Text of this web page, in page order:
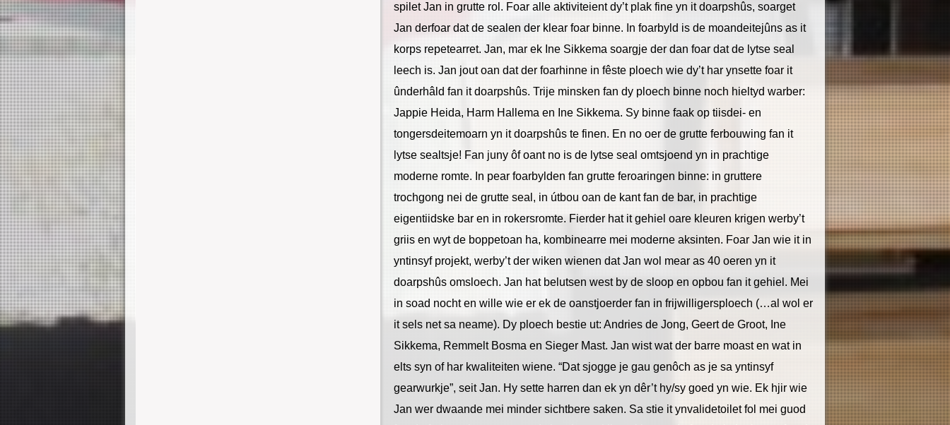
spilet Jan in grutte rol. Foar alle aktiviteient dy’t plak fine yn it doarpshûs, soarget
Jan derfoar dat de sealen der klear foar binne. In foarbyld is de moandeitejûns as it
korps repetearret. Jan, mar ek Ine Sikkema soargje der dan foar dat de lytse seal
leech is. Jan jout oan dat der foarhinne in fêste ploech wie dy’t har ynsette foar it
ûnderhâld fan it doarpshûs. Trije minsken fan dy ploech binne noch hieltyd warber:
Jappie Heida, Harm Hallema en Ine Sikkema. Sy binne faak op tiisdei- en
tongersdeitemoarn yn it doarpshûs te finen. En no oer de grutte ferbouwing fan it
lytse sealtsje! Fan juny ôf oant no is de lytse seal omtsjoend yn in prachtige
moderne romte. In pear foarbylden fan grutte feroaringen binne: in gruttere
trochgong nei de grutte seal, in útbou oan de kant fan de bar, in prachtige
eigentiidske bar en in rokersromte. Fierder hat it gehiel oare kleuren krigen werby’t
griis en wyt de boppetoan ha, kombinearre mei moderne aksinten. Foar Jan wie it in
yntinsyf projekt, werby’t der wiken wienen dat Jan wol mear as 40 oeren yn it
doarpshûs omsloech. Jan hat belutsen west by de sloop en opbou fan it gehiel. Mei
in soad nocht en wille wie er ek de oanstjoerder fan in frijwilligersploech (…al wol er
it sels net sa neame). Dy ploech bestie ut: Andries de Jong, Geert de Groot, Ine
Sikkema, Remmelt Bosma en Sieger Mast. Jan wist wat der barre moast en wat in
elts syn of har kwaliteiten wiene. “Dat sjogge je gau genôch as je sa yntinsyf
gearwurkje”, seit Jan. Hy sette harren dan ek yn dêr’t hy/sy goed yn wie. Ek hjir wie
Jan wer dwaande mei minder sichtbere saken. Sa stie it ynvalidetoilet fol mei guod